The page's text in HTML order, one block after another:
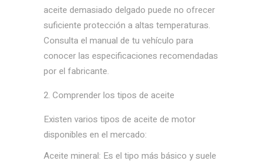
aceite demasiado delgado puede no ofrecer
suficiente protección a altas temperaturas.
Consulta el manual de tu vehículo para
conocer las especificaciones recomendadas
por el fabricante.
Comprender los tipos de aceite
Existen varios tipos de aceite de motor
disponibles en el mercado:
Aceite mineral: Es el tipo más básico y suele